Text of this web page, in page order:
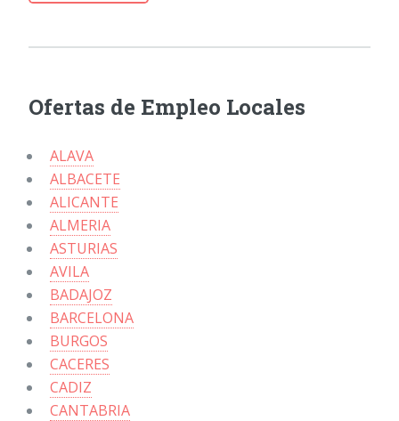
Ofertas de Empleo Locales
ALAVA
ALBACETE
ALICANTE
ALMERIA
ASTURIAS
AVILA
BADAJOZ
BARCELONA
BURGOS
CACERES
CADIZ
CANTABRIA